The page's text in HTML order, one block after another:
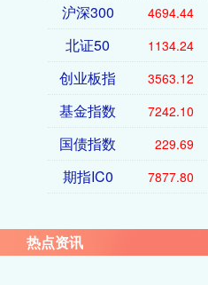
沪深300 4694.44
北证50 1134.24
创业板指 3563.12
基金指数 7242.10
国债指数 229.69
期指IC0 7877.80
热点资讯